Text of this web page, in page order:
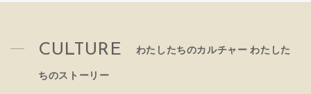
CULTURE わたしたちのカルチャー わたした
ちのストーリー